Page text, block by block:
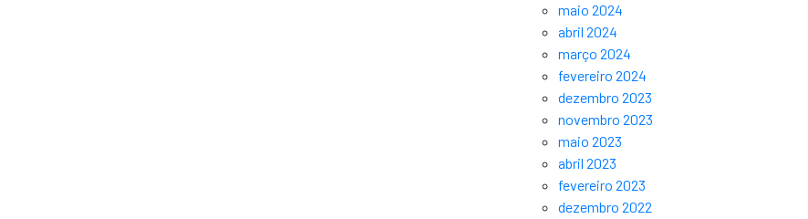
maio 2024
abril 2024
março 2024
fevereiro 2024
dezembro 2023
novembro 2023
maio 2023
abril 2023
fevereiro 2023
dezembro 2022